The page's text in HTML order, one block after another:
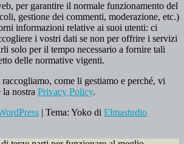
per garantire il normale funzionamento del
gestione dei commenti, moderazione, etc.)
informazioni relative ai suoi utenti: ci
i vostri dati se non per offrire i servizi
solo per il tempo necessario a fornire tali
delle normative vigenti.
come li gestiamo e perché, vi
nostra Privacy Policy.
| Tema: Yoko di Elmastudio